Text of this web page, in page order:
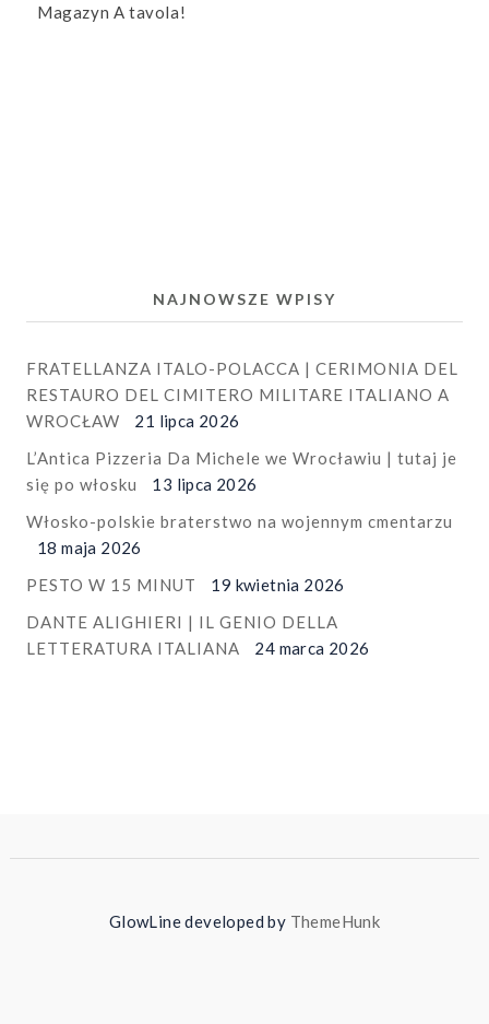
Magazyn A tavola!
NAJNOWSZE WPISY
FRATELLANZA ITALO-POLACCA | CERIMONIA DEL
RESTAURO DEL CIMITERO MILITARE ITALIANO A
WROCŁAW
21 lipca 2026
L’Antica Pizzeria Da Michele we Wrocławiu | tutaj je
się po włosku
13 lipca 2026
Włosko-polskie braterstwo na wojennym cmentarzu
18 maja 2026
PESTO W 15 MINUT
19 kwietnia 2026
DANTE ALIGHIERI | IL GENIO DELLA
LETTERATURA ITALIANA
24 marca 2026
GlowLine developed by ThemeHunk